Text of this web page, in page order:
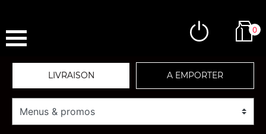
0
LIVRAISON A EMPORTER